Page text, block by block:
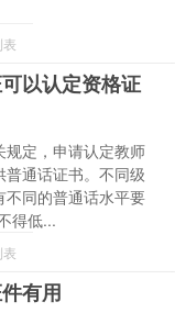
以认定资格证
规定，申请认定教师
普通话证书。不同级
不同的普通话水平要
得低...
有用